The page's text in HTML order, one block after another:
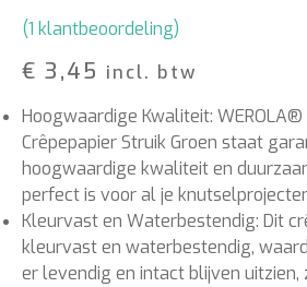
(1 klantbeoordeling)
€ 3,45 incl. btw
Hoogwaardige Kwaliteit:
Crêpepapier Struik Groen staat
hoogwaardige kwaliteit en
perfect is voor al je
Kleurvast en Waterbestendig: Dit
kleurvast en waterbestendig,
er levendig en intact blijven